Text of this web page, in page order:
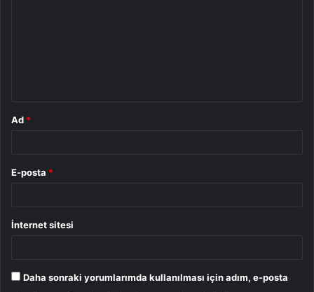
Ad *
E-posta *
İnternet sitesi
Daha sonraki yorumlarımda kullanılması için adım, e-posta